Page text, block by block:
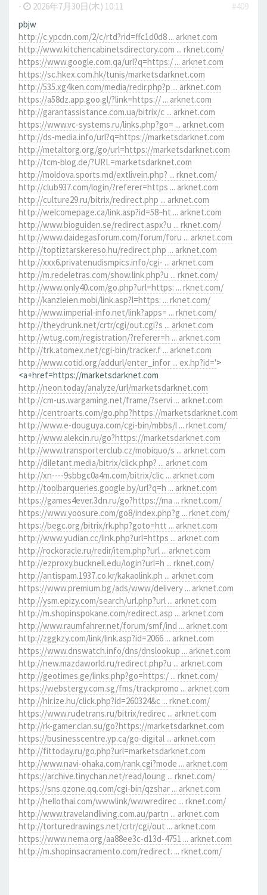
- 2026年7月30日(木) 10:11
#409
pbjw
http://c.ypcdn.com/2/c/rtd?rid=ffc1d0d8 ... arknet.com
http://www.kitchencabinetsdirectory.com ... rknet.com/
https://www.google.com.qa/url?q=https:/ ... arknet.com
https://sc.hkex.com.hk/tunis/marketsdarknet.com
http://535.xg4ken.com/media/redir.php?p ... arknet.com
https://a58dz.app.goo.gl/?link=https:// ... arknet.com
http://garantassistance.com.ua/bitrix/c ... arknet.com
https://www.vc-systems.ru/links.php?go= ... arknet.com
http://ds-media.info/url?q=https://marketsdarknet.com
http://metaltorg.org/go/url=https://marketsdarknet.com
http://tcm-blog.de/?URL=marketsdarknet.com
http://moldova.sports.md/extlivein.php? ... rknet.com/
http://club937.com/login/?referer=https ... arknet.com
http://culture29.ru/bitrix/redirect.php ... arknet.com
http://welcomepage.ca/link.asp?id=58~ht ... arknet.com
http://www.bioguiden.se/redirect.aspx?u ... rknet.com/
http://www.daidegasforum.com/forum/foru ... arknet.com
http://toptiztarskereso.hu/redirect.php ... arknet.com
http://xxx6.privatenudismpics.info/cgi- ... arknet.com
http://m.redeletras.com/show.link.php?u ... rknet.com/
http://www.only40.com/go.php?url=https: ... rknet.com/
http://kanzleien.mobi/link.asp?l=https: ... rknet.com/
http://www.imperial-info.net/link?apps= ... rknet.com/
http://theydrunk.net/crtr/cgi/out.cgi?s ... arknet.com
http://wtug.com/registration/?referer=h ... arknet.com
http://trk.atomex.net/cgi-bin/tracker.f ... arknet.com
http://www.cotid.org/addurl/enter_infor ... ex.hp?id='>
<a+href=https://marketsdarknet.com
http://neon.today/analyze/url/marketsdarknet.com
http://cm-us.wargaming.net/frame/?servi ... arknet.com
http://centroarts.com/go.php?https://marketsdarknet.com
http://www.e-douguya.com/cgi-bin/mbbs/l ... rknet.com/
http://www.alekcin.ru/go?https://marketsdarknet.com
http://www.transporterclub.cz/mobiquo/s ... arknet.com
http://diletant.media/bitrix/click.php? ... arknet.com
http://xn----9sbbgc0a4m.com/bitrix/clic ... arknet.com
http://toolbarqueries.google.by/url?q=h ... arknet.com
https://games4ever.3dn.ru/go?https://ma ... rknet.com/
https://www.yoosure.com/go8/index.php?g ... rknet.com/
https://begc.org/bitrix/rk.php?goto=htt ... arknet.com
http://www.yudian.cc/link.php?url=https ... arknet.com
http://rockoracle.ru/redir/item.php?url ... arknet.com
http://ezproxy.bucknell.edu/login?url=h ... rknet.com/
http://antispam.1937.co.kr/kakaolink.ph ... arknet.com
https://www.premium.bg/ads/www/delivery ... arknet.com
http://ysm.epizy.com/search/url.php?url ... arknet.com
http://m.shopinspokane.com/redirect.asp ... arknet.com
http://www.raumfahrer.net/forum/smf/ind ... arknet.com
http://zggkzy.com/link/link.asp?id=2066 ... arknet.com
https://www.dnswatch.info/dns/dnslookup ... arknet.com
http://new.mazdaworld.ru/redirect.php?u ... arknet.com
http://geotimes.ge/links.php?go=https:/ ... rknet.com/
https://webstergy.com.sg/fms/trackpromo ... arknet.com
http://hir.ize.hu/click.php?id=260324&c ... rknet.com/
https://www.rudetrans.ru/bitrix/redirec ... arknet.com
http://rk-gamer.clan.su/go?https://marketsdarknet.com
https://businesscentre.yp.ca/go-digital ... arknet.com
http://fittoday.ru/go.php?url=marketsdarknet.com
http://www.navi-ohaka.com/rank.cgi?mode ... arknet.com
https://archive.tinychan.net/read/loung ... rknet.com/
https://sns.qzone.qq.com/cgi-bin/qzshar ... arknet.com
http://hellothai.com/wwwlink/wwwredirec ... rknet.com/
http://www.travelandliving.com.au/partn ... arknet.com
http://torturedrawings.net/crtr/cgi/out ... arknet.com
https://www.nema.org/aa88ee3c-d13d-4751 ... arknet.com
http://m.shopinsacramento.com/redirect. ... rknet.com/